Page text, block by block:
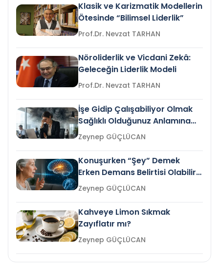
Klasik ve Karizmatik Modellerin
Ötesinde “Bilimsel Liderlik”
Prof.Dr. Nevzat TARHAN
Nöroliderlik ve Vicdani Zekâ:
Geleceğin Liderlik Modeli
Prof.Dr. Nevzat TARHAN
İşe Gidip Çalışabiliyor Olmak
Sağlıklı Olduğunuz Anlamına
Gelir mi?Zeynep GÜÇLÜCAN
Konuşurken “Şey” Demek
Erken Demans Belirtisi Olabilir
mi?
Zeynep GÜÇLÜCAN
Kahveye Limon Sıkmak
Zayıflatır mı?
Zeynep GÜÇLÜCAN